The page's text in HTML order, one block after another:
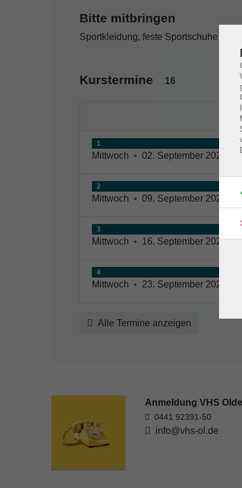
Bitte mitbringen
Sportkleidung, feste Sportschuhe und
Kurstermine 16
1
Mittwoch • 02. September 2026
2
Mittwoch • 09. September 2026
3
Mittwoch • 16. September 2026 •
4
Mittwoch • 23. September 2026
Alle Termine anzeigen
Anmeldung VHS
0441 92391-50
info@vhs-ol.de